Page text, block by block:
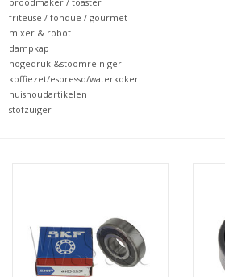
friteuse / fondue / gourmet
mixer & robot
dampkap
hogedruk-&stoomreiniger
koffiezet/espresso/waterkoker
huishoudartikelen
stofzuiger